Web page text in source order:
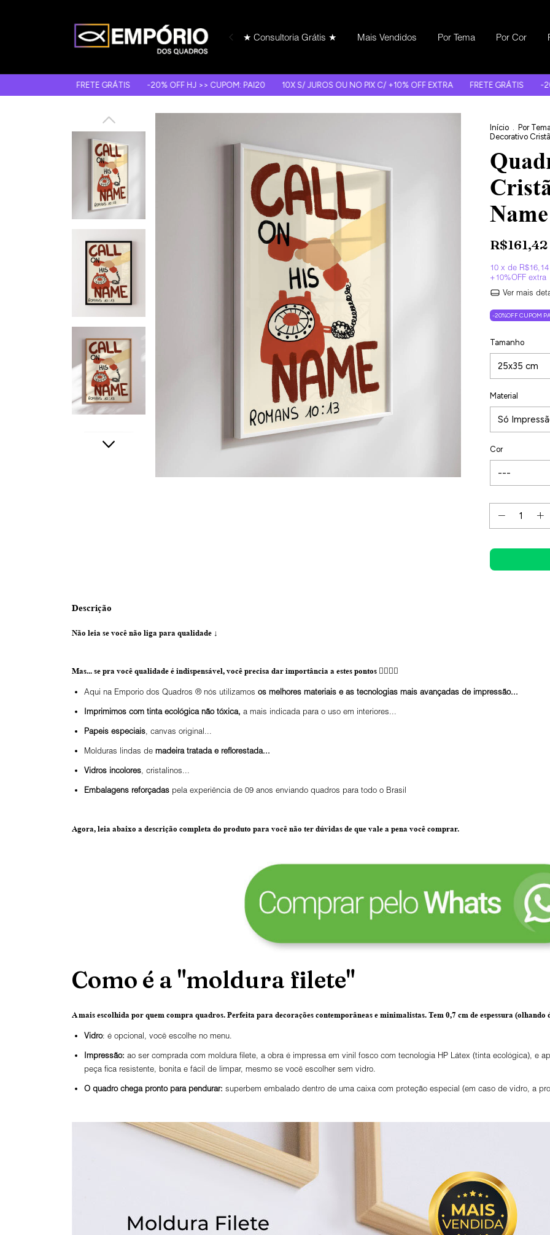
★ Consultoria Grátis ★ Mais Vendidos Por Tema Por Cor
FRETE GRÁTIS -20% OFF HJ >> CUPOM: PAI20 10X S/ JUROS OU NO PIX C/ +10% OFF EXTRA FRETE GRÁTIS -20% OFF HJ
Início . Por
Decorativo
Name
R$161,42
10 x de R$16,14
Ver mais
-20%OFF CUPOM
Tamanho
Material
Cor
Descrição
Não leia se você não liga para qualidade ↓
Mas... se pra você qualidade é indispensável, você precisa dar importância a estes pontos 👇🏼👇🏼
Aqui na Emporio dos Quadros ® nós utilizamos os melhores materiais e as tecnologias mais avançadas de impressão...
Imprimimos com tinta ecológica não tóxica, a mais indicada para o uso em interiores...
Papeis especiais, canvas original...
Molduras lindas de madeira tratada e reflorestada...
Vidros incolores, cristalinos...
Embalagens reforçadas pela experiência de 09 anos enviando quadros para todo o Brasil
Agora, leia abaixo a descrição completa do produto para você não ter dúvidas de que vale a pena você comprar.
Como é a "moldura filete"
A mais escolhida por quem compra quadros. Perfeita para decorações contemporâneas e minimalistas. Tem 0,7 cm de espessura (olhando
Vidro: é opcional, você escolhe no menu.
Impressão: ao ser comprada com moldura filete, a obra é impressa em vinil fosco com tecnologia HP Látex (tinta ecológica), e
peça fica resistente, bonita e fácil de limpar, mesmo se você escolher sem vidro.
O quadro chega pronto para pendurar: superbem embalado dentro de uma caixa com proteção especial (em caso de vidro, a